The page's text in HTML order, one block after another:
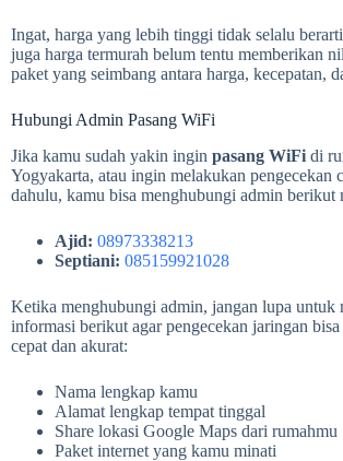
Ingat, harga yang lebih tinggi tidak selalu
juga harga termurah belum tentu memberikan
paket yang seimbang antara harga, kecepatan,
Hubungi Admin Pasang WiFi
Jika kamu sudah yakin ingin pasang WiFi di
Yogyakarta, atau ingin melakukan pengecekan
dahulu, kamu bisa menghubungi admin berikut
Ajid: 08973338213
Septiani: 085159921028
Ketika menghubungi admin, jangan lupa untuk
informasi berikut agar pengecekan jaringan
cepat dan akurat:
Nama lengkap kamu
Alamat lengkap tempat tinggal
Share lokasi Google Maps dari rumahmu
Paket internet yang kamu minati